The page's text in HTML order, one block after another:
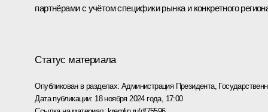
партнёрами с учётом специфики рынка и конкретного
Статус материала
Опубликован в разделах: Администрация Президента,
Дата публикации: 18 ноября 2024 года, 17:00